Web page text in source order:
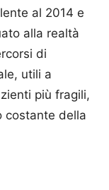
al 2014 e
alla realtà
di
utili a
più fragili,
costante della